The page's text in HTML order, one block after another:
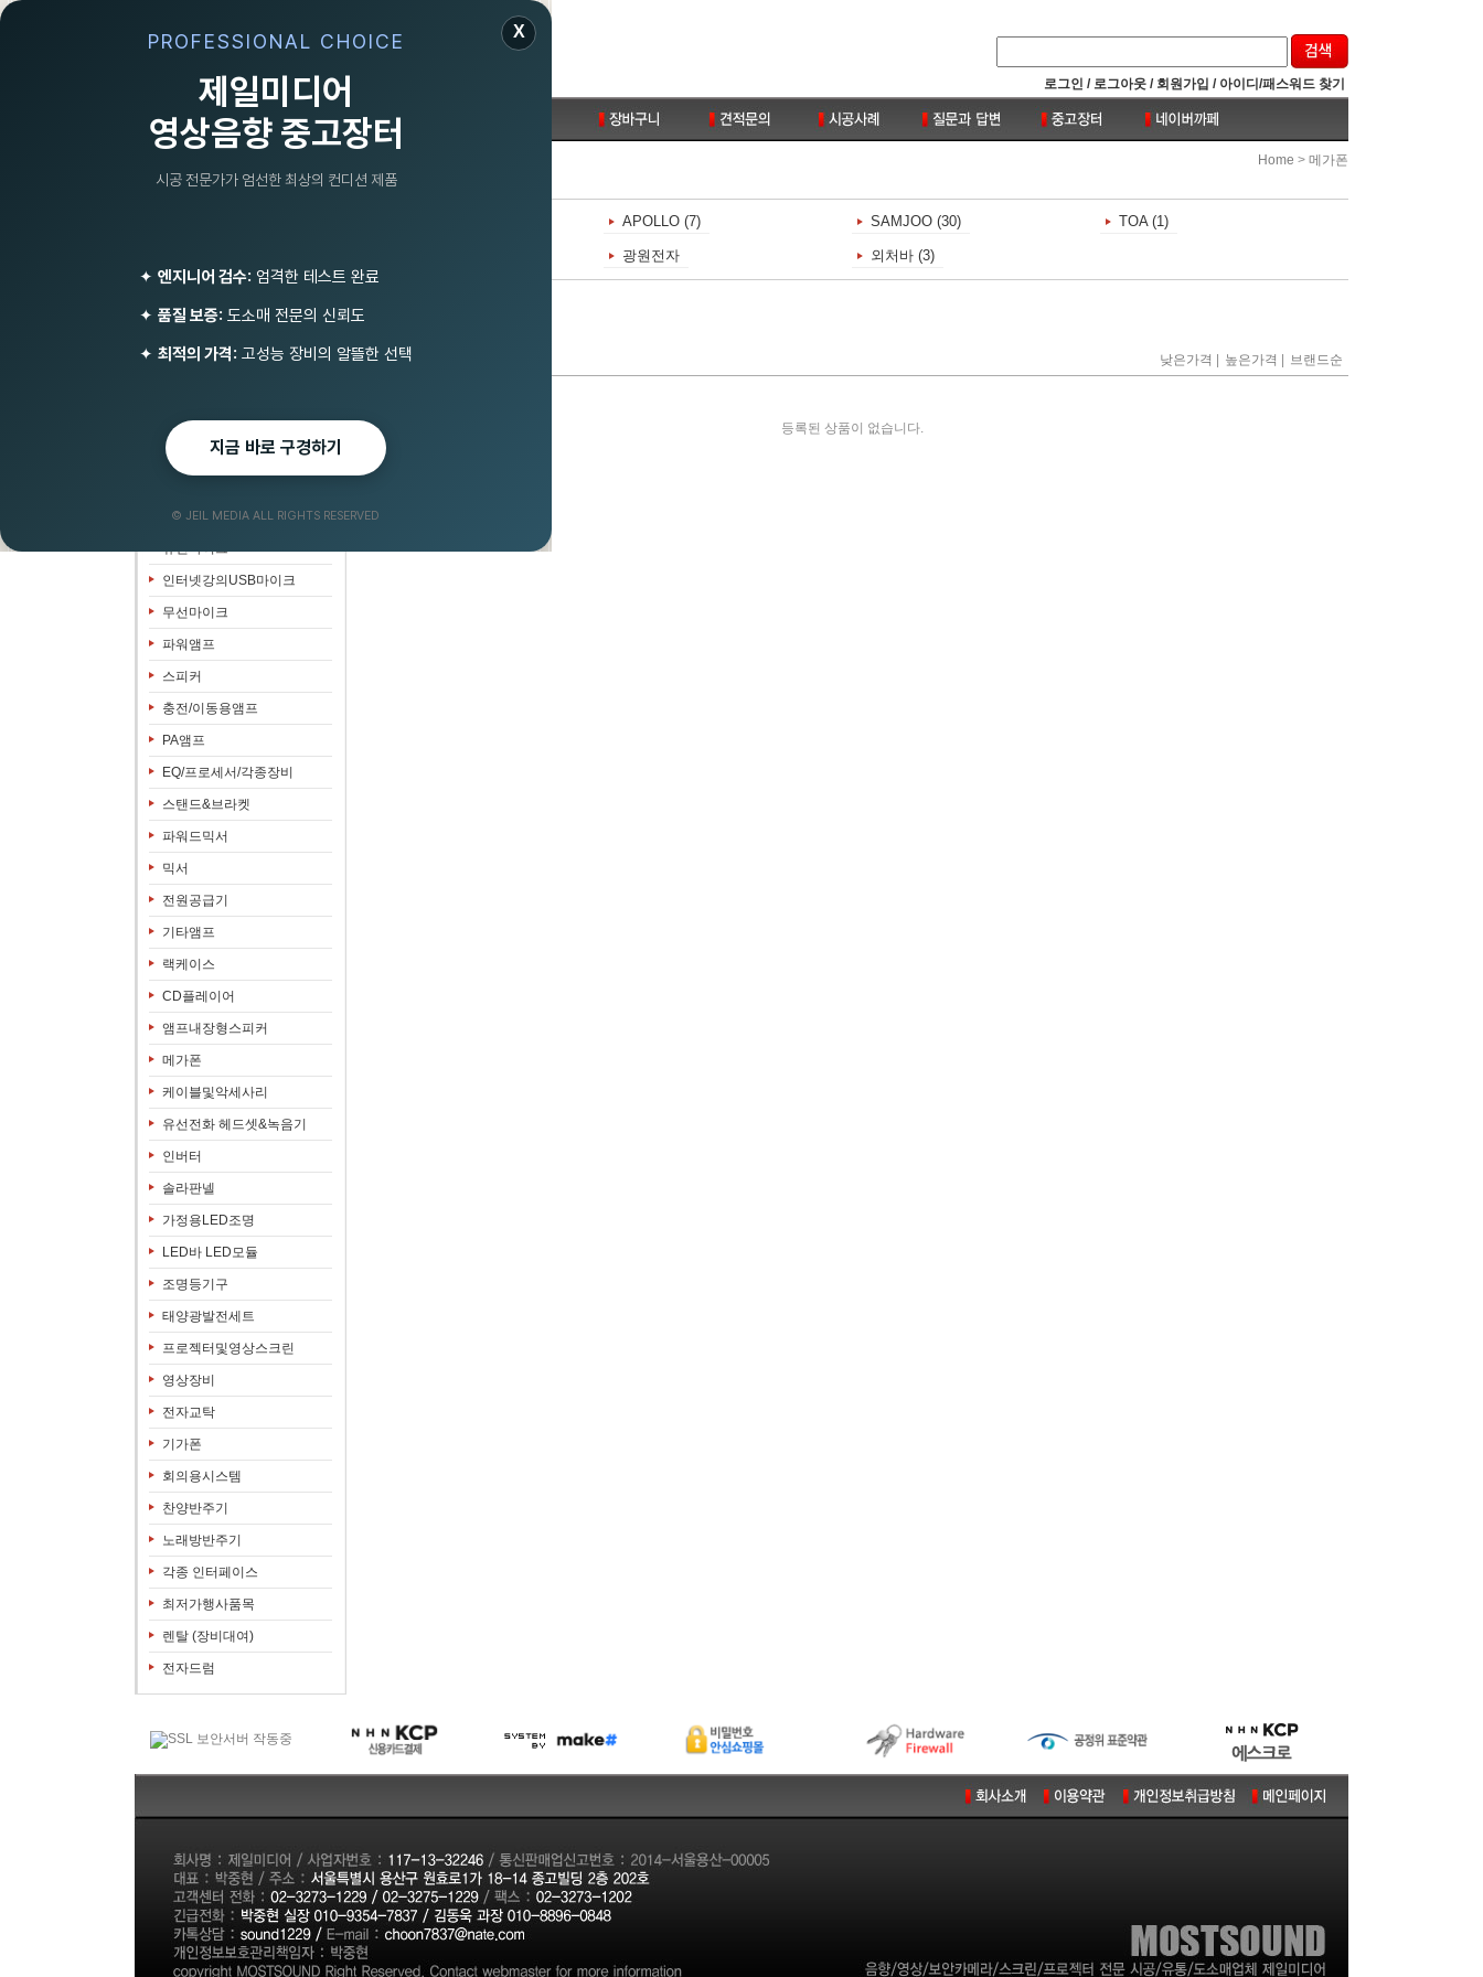
로그인 / 로그아웃 / 회원가입 / 아이디/패스워드 찾기
대면마이크(인터콤)
마이크
선거유세패키지
음향&영상패키지
유선마이크
인터넷강의USB마이크
무선마이크
파워앰프
스피커
충전/이동용앰프
PA앰프
EQ/프로세서/각종장비
스탠드&브라켓
파워드믹서
믹서
전원공급기
기타앰프
랙케이스
CD플레이어
앰프내장형스피커
메가폰
케이블및악세사리
유선전화 헤드셋&녹음기
인버터
솔라판넬
가정용LED조명
LED바 LED모듈
조명등기구
태양광발전세트
프로젝터및영상스크린
영상장비
전자교탁
기가폰
회의용시스템
찬양반주기
노래방반주기
각종 인터페이스
최저가행사품목
렌탈 (장비대여)
전자드럼
Home > 메가폰
메가폰
APOLLO (7) SAMJOO (30) TOA (1)
광원전자 외처바 (3)
Total42 낮은가격 높은가격 브랜드순
등록된 상품이 없습니다.
X
PROFESSIONAL CHOICE
제일미디어
영상음향 중고장터
시공 전문가가 엄선한 최상의 컨디션 제품
✦ 엔지니어 검수: 엄격한 테스트 완료
✦ 품질 보증: 도소매 전문의 신뢰도
✦ 최적의 가격: 고성능 장비의 알뜰한 선택
지금 바로 구경하기
© JEIL MEDIA ALL RIGHTS RESERVED